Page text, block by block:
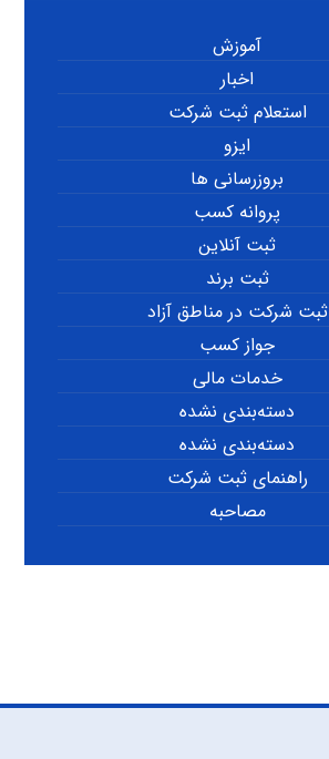
آموزش
اخبار
استعلام ثبت شرکت
ایزو
بروزرسانی ها
پروانه کسب
ثبت آنلاین
ثبت برند
ثبت شرکت در مناطق آزاد
جواز کسب
خدمات مالی
دسته‌بندی نشده
دسته‌بندی نشده
راهنمای ثبت شرکت
مصاحبه